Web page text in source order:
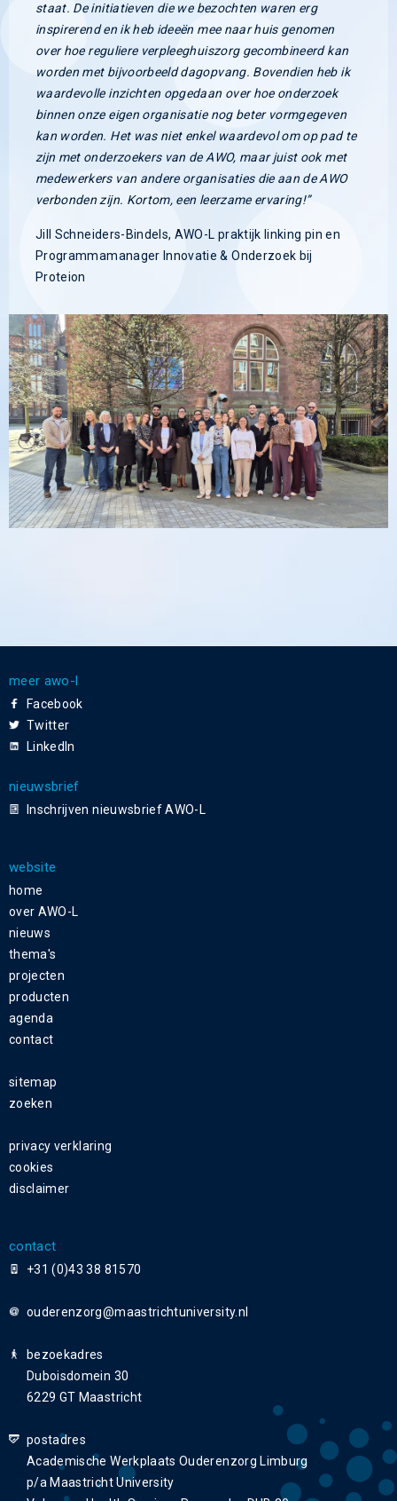
staat. De initiatieven die we bezochten waren erg
inspirerend en ik heb ideeën mee naar huis genomen
over hoe reguliere verpleeghuiszorg gecombineerd kan
worden met bijvoorbeeld dagopvang. Bovendien heb ik
waardevolle inzichten opgedaan over hoe onderzoek
binnen onze eigen organisatie nog beter vormgegeven
kan worden. Het was niet enkel waardevol om op pad te
zijn met onderzoekers van de AWO, maar juist ook met
medewerkers van andere organisaties die aan de AWO
verbonden zijn. Kortom, een leerzame ervaring!”
Jill Schneiders-Bindels, AWO-L praktijk linking pin en
Programmamanager Innovatie & Onderzoek bij
Proteion
meer awo-l
Facebook
Twitter
LinkedIn
nieuwsbrief
Inschrijven nieuwsbrief AWO-L
website
home
over AWO-L
nieuws
thema's
projecten
producten
agenda
contact
sitemap
zoeken
privacy verklaring
cookies
disclaimer
contact
+31 (0)43 38 81570
ouderenzorg
bezoekadres
Duboisdomein 30
6229 GT Maastricht
postadres
Academische Werkplaats Ouderenzorg Limburg
p/a Maastricht University